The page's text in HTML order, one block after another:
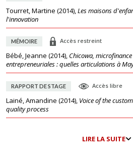
Tourret, Martine (2014),Les maisons
l'innovation
MÉMOIRE Accès restreint
Bébé, Jeanne (2014), Chicowa,
entrepreneuriales : quelles articulations à
RAPPORT DE STAGE Accès libre
Lainé, Amandine (2014), Voice of the
quality process
LIRE LA SUITE